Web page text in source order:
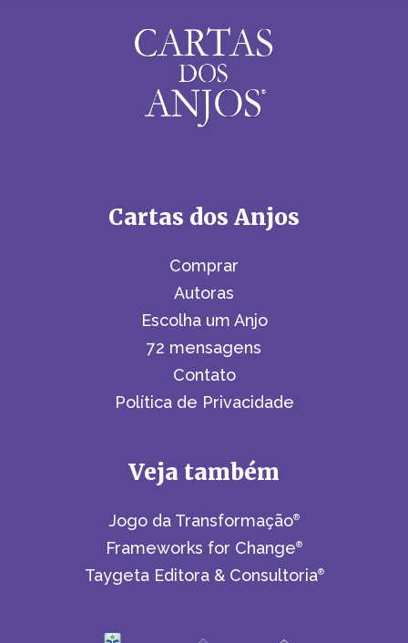
Cartas dos Anjos
Comprar
Autoras
Escolha um Anjo
72 mensagens
Contato
Política de Privacidade
Veja também
Jogo da Transformação®
Frameworks for Change®
Taygeta Editora & Consultoria®